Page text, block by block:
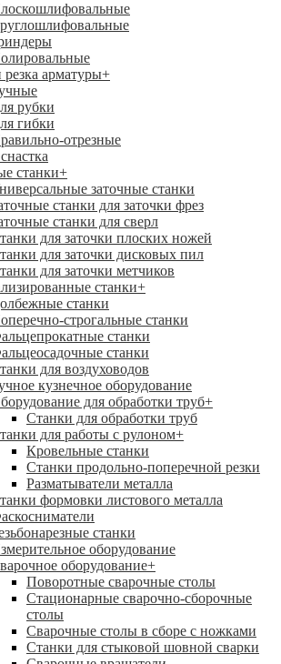
резка арматуры+
рубки
гибки
отрезные
станки+
заточные станки
станки для заточки фрез
станки для сверл
для заточки плоских ножей
для заточки дисковых пил
для заточки метчиков
станки+
станки
строгальные станки
станки
станки
для воздуховодов
кузнечное оборудование
для обработки труб+
Станки для обработки труб
для работы с рулоном+
Кровельные станки
Станки продольно-поперечной резки
Разматыватели металла
формовки листового металла
станки
оборудование
оборудование+
Поворотные сварочные столы
Стационарные сварочно-сборочные
столы
Сварочные столы в сборе с ножками
Станки для стыковой шовной сварки